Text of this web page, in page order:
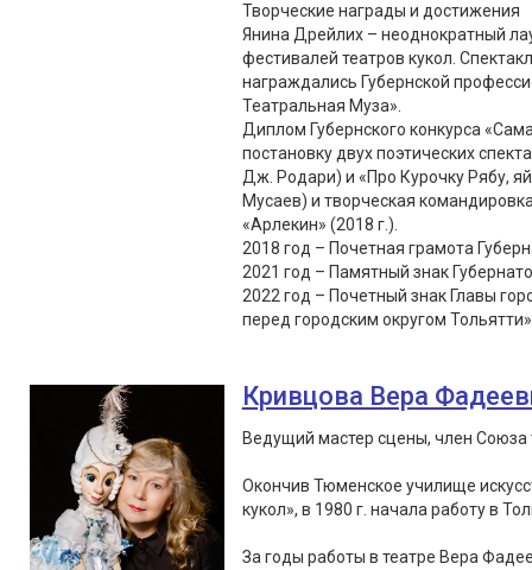
Творческие награды и достижения
Янина Дрейлих – неоднократный
фестивалей театров кукол.
награждались Губернской
Театральная Муза».
Диплом Губернского конкурса
постановку двух поэтических
Дж. Родари) и «Про Курочку Рябу,
Мусаев) и творческая
«Арлекин» (2018 г.).
2018 год – Почетная грамота
2021 год – Памятный знак
2022 год – Почетный знак Главы
перед городским округом
Кривцова Вера
Ведущий мастер сцены, член Союза
Окончив Тюменское училище
кукол», в 1980 г. начала работу в
За годы работы в театре Вера